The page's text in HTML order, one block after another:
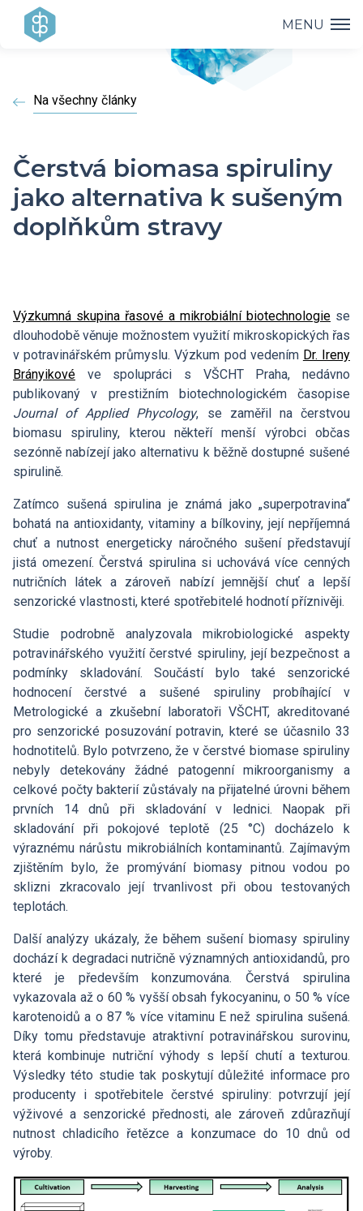
MENU
Vedení ústavu
Výzkumné skupiny a oddělení
Historie ústavu
HR Award
Povinně zveřejňované informace
Ombudsman a ombudsmanka ÚCHP
Veřejné zakázky
Výzkum
Vědecké úspěchy
Aplikovaný výzkum
Projekty
Přehled projektů
Strategie AV21
Interní grantová agentura
Grantová agentura ÚCHP
Přednášky
Přednášky a odborná setkání
Hálovy přednášky
Studium
Knihovna
Open Science
Kontakty
Zaměstnanci
Nabídky zaměstnání
Hledat
Hledat
Intranet
EN
Na všechny články
Čerstvá biomasa spiruliny
jako alternativa k sušeným
doplňkům stravy
Výzkumná skupina řasové a mikrobiální biotechnologie se
dlouhodobě věnuje možnostem využití mikroskopických řas
v potravinářském průmyslu. Výzkum pod vedením Dr. Ireny
Brányikové ve spolupráci s VŠCHT Praha, nedávno
publikovaný v prestižním biotechnologickém časopise
Journal of Applied Phycology, se zaměřil na čerstvou
biomasu spiruliny, kterou někteří menší výrobci občas
sezónně nabízejí jako alternativu k běžně dostupné sušené
spirulině.
Zatímco sušená spirulina je známá jako „superpotravina“
bohatá na antioxidanty, vitaminy a bílkoviny, její nepříjemná
chuť a nutnost energeticky náročného sušení představují
jistá omezení. Čerstvá spirulina si uchovává více cenných
nutričních látek a zároveň nabízí jemnější chuť a lepší
senzorické vlastnosti, které spotřebitelé hodnotí příznivěji.
Studie podrobně analyzovala mikrobiologické aspekty
potravinářského využití čerstvé spiruliny, její bezpečnost a
podmínky skladování. Součástí bylo také senzorické
hodnocení čerstvé a sušené spiruliny probíhající v
Metrologické a zkušební laboratoři VŠCHT, akreditované
pro senzorické posuzování potravin, které se účasnilo 33
hodnotitelů. Bylo potvrzeno, že v čerstvé biomase spiruliny
nebyly detekovány žádné patogenní mikroorganismy a
celkové počty bakterií zůstávaly na přijatelné úrovni během
prvních 14 dnů při skladování v lednici. Naopak při
skladování při pokojové teplotě (25 °C) docházelo k
výraznému nárůstu mikrobiálních kontaminantů. Zajímavým
zjištěním bylo, že promývání biomasy pitnou vodou po
sklizni zkracovalo její trvanlivost při obou testovaných
teplotách.
Další analýzy ukázaly, že během sušení biomasy spiruliny
dochází k degradaci nutričně významných antioxidandů, pro
které je především konzumována. Čerstvá spirulina
vykazovala až o 60 % vyšší obsah fykocyaninu, o 50 % více
karotenoidů a o 87 % více vitaminu E než spirulina sušená.
Díky tomu představuje atraktivní potravinářskou surovinu,
která kombinuje nutriční výhody s lepší chutí a texturou.
Výsledky této studie tak poskytují důležité informace pro
producenty i spotřebitele čerstvé spiruliny: potvrzují její
výživové a senzorické přednosti, ale zároveň zdůrazňují
nutnost chladicího řetězce a konzumace do 10 dnů od
výroby.